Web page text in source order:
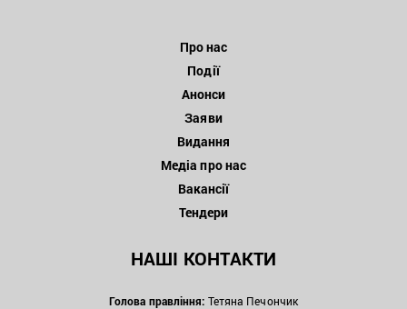
Про нас
Події
Анонси
Заяви
Видання
Медіа про нас
Вакансії
Тендери
НАШІ КОНТАКТИ
Голова правління: Тетяна Печончик